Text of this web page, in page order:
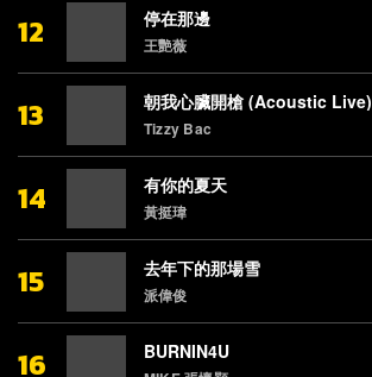
12 停在那邊
王艷薇
13 朝我心臟開槍 (Acoustic Live)
Tizzy Bac
14 有你的夏天
黃挺瑋
15 去年下的那場雪
派偉俊
16 BURNIN4U